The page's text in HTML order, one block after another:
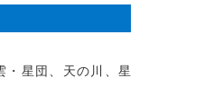
・星団、天の川、星